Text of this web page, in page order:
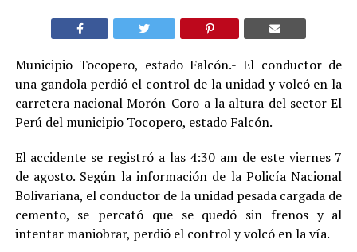
Municipio Tocopero, estado Falcón.- El conductor de
una gandola perdió el control de la unidad y volcó en la
carretera nacional Morón-Coro a la altura del sector El
Perú del municipio Tocopero, estado Falcón.
El accidente se registró a las 4:30 am de este viernes 7
de agosto. Según la información de la Policía Nacional
Bolivariana, el conductor de la unidad pesada cargada de
cemento, se percató que se quedó sin frenos y al
intentar maniobrar, perdió el control y volcó en la vía.